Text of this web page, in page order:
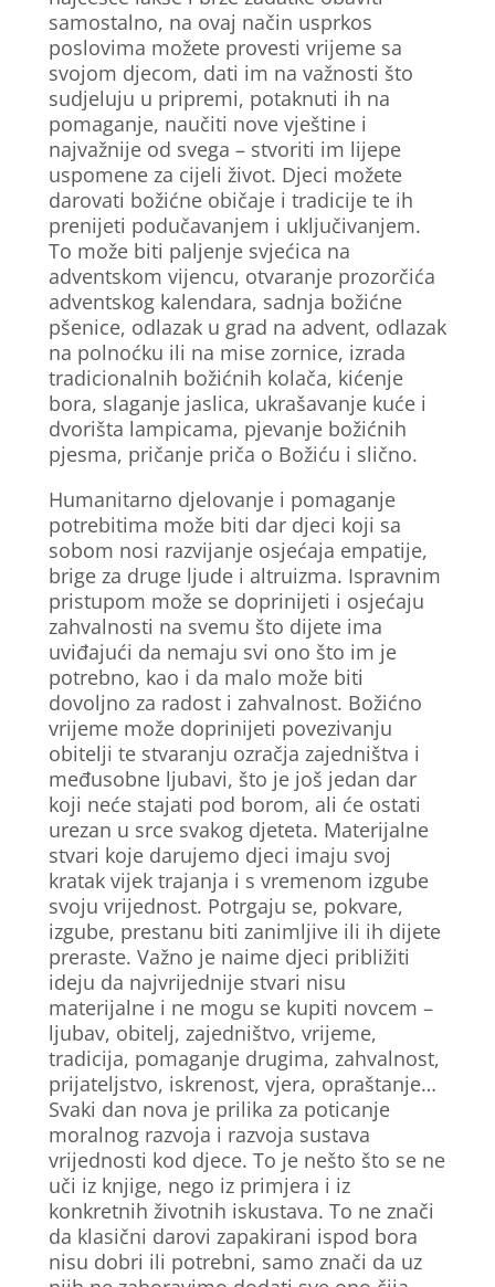
samostalno, na ovaj način usprkos
poslovima možete provesti vrijeme sa
svojom djecom, dati im na važnosti što
sudjeluju u pripremi, potaknuti ih na
pomaganje, naučiti nove vještine i
najvažnije od svega – stvoriti im lijepe
uspomene za cijeli život. Djeci možete
darovati božićne običaje i tradicije te ih
prenijeti podučavanjem i uključivanjem.
To može biti paljenje svjećica na
adventskom vijencu, otvaranje prozorčića
adventskog kalendara, sadnja božićne
pšenice, odlazak u grad na advent, odlazak
na polnoćku ili na mise zornice, izrada
tradicionalnih božićnih kolača, kićenje
bora, slaganje jaslica, ukrašavanje kuće i
dvorišta lampicama, pjevanje božićnih
pjesma, pričanje priča o Božiću i slično.
Humanitarno djelovanje i pomaganje
potrebitima može biti dar djeci koji sa
sobom nosi razvijanje osjećaja empatije,
brige za druge ljude i altruizma. Ispravnim
pristupom može se doprinijeti i osjećaju
zahvalnosti na svemu što dijete ima
uviđajući da nemaju svi ono što im je
potrebno, kao i da malo može biti
dovoljno za radost i zahvalnost. Božićno
vrijeme može doprinijeti povezivanju
obitelji te stvaranju ozračja zajedništva i
međusobne ljubavi, što je još jedan dar
koji neće stajati pod borom, ali će ostati
urezan u srce svakog djeteta. Materijalne
stvari koje darujemo djeci imaju svoj
kratak vijek trajanja i s vremenom izgube
svoju vrijednost. Potrgaju se, pokvare,
izgube, prestanu biti zanimljive ili ih dijete
preraste. Važno je naime djeci približiti
ideju da najvrijednije stvari nisu
materijalne i ne mogu se kupiti novcem –
ljubav, obitelj, zajedništvo, vrijeme,
tradicija, pomaganje drugima, zahvalnost,
prijateljstvo, iskrenost, vjera, opraštanje…
Svaki dan nova je prilika za poticanje
moralnog razvoja i razvoja sustava
vrijednosti kod djece. To je nešto što se ne
uči iz knjige, nego iz primjera i iz
konkretnih životnih iskustava. To ne znači
da klasični darovi zapakirani ispod bora
nisu dobri ili potrebni, samo znači da uz